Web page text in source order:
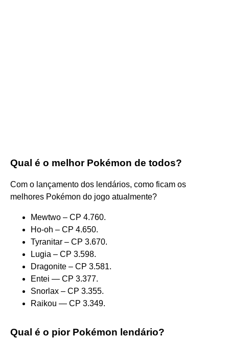
Qual é o melhor Pokémon de todos?
Com o lançamento dos lendários, como ficam os
melhores Pokémon do jogo atualmente?
Mewtwo – CP 4.760.
Ho-oh – CP 4.650.
Tyranitar – CP 3.670.
Lugia – CP 3.598.
Dragonite – CP 3.581.
Entei — CP 3.377.
Snorlax – CP 3.355.
Raikou — CP 3.349.
Qual é o pior Pokémon lendário?